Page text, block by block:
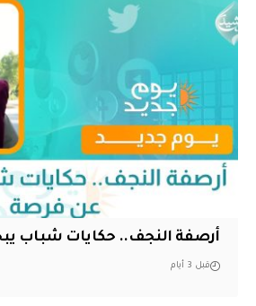
أرصفة النجف.. حكايات شباب
قبل 3 أيام